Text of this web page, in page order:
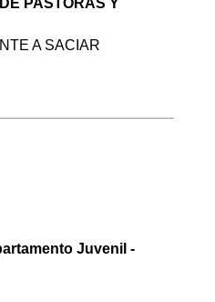
PASTORAS Y
A SACIAR
Juvenil -